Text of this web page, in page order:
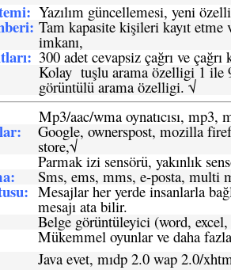
: Yazılım güncellemesi, yeni
: Tam kapasite kişileri kayıt etme
imkanı,
: 300 adet cevapsiz çağrı ve
Kolay tuşlu arama özelligi 1 ile
görüntülü arama özelligi. √
Mp3/aac/wma oynatıcısı, mp3,
Google, ownerspost, mozilla
store,√
Parmak izi sensörü, yakınlık
: Sms, ems, mms, e-posta, multi
Mesajlar her yerde insanlarla
mesajı ata bilir.
Belge görüntüleyici (word,
Mükemmel oyunlar ve daha
Java evet, mıdp 2.0 wap 2.0/